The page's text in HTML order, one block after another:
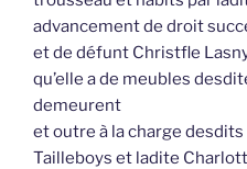
advancement de droit
et de défunt Christfle
qu’elle a de meubles
demeurent
et outre à la charge
Tailleboys et ladite